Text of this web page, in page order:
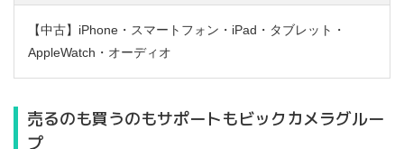
【中古】iPhone・スマートフォン・iPad・タブレット・
AppleWatch・オーディオ
売るのも買うのもサポートもビックカメラグルー
プ